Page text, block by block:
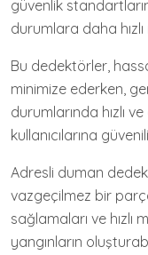
güvenlik
durumlara daha
Bu dedektörler,
minimize ederken,
durumlarında hızlı
kullanıcılarına
Adresli duman
vazgeçilmez bir
sağlamaları ve hızlı
yangınların